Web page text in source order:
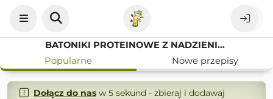
BATONIKI PROTEINOWE Z NADZIENIEM WANILIOWO-MIGDAŁOWYM I CZEKOLADOWYM, BEZ PIECZENIA
Popularne
Nowe przepisy
Dołącz do nasw 5 sekund - zbieraj i dodawaj